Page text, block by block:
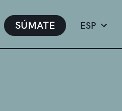
SÚMATE ESP